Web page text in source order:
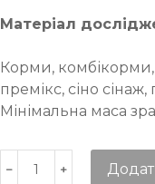
Матеріал
Корми,
премікс, сіно
Мінімальна маса